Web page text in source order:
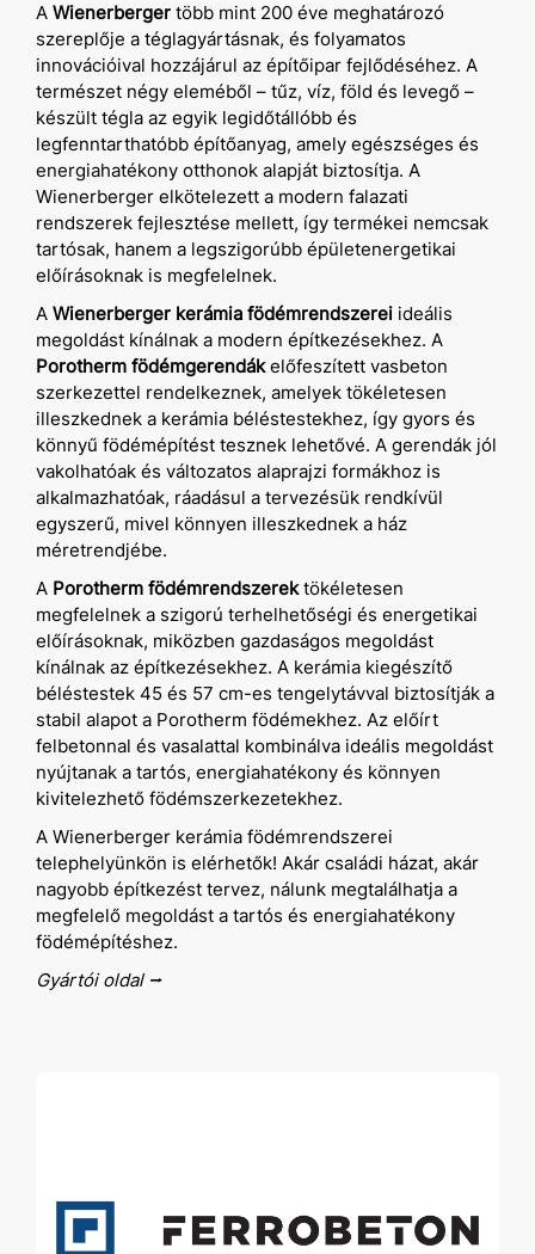
A Wienerberger több mint 200 éve meghatározó
szereplője a téglagyártásnak, és folyamatos
innovációival hozzájárul az építőipar fejlődéséhez. A
természet négy eleméből – tűz, víz, föld és levegő –
készült tégla az egyik legidőtállóbb és
legfenntarthatóbb építőanyag, amely egészséges és
energiahatékony otthonok alapját biztosítja. A
Wienerberger elkötelezett a modern falazati
rendszerek fejlesztése mellett, így termékei nemcsak
tartósak, hanem a legszigorúbb épületenergetikai
előírásoknak is megfelelnek.
A Wienerberger kerámia födémrendszerei ideális
megoldást kínálnak a modern építkezésekhez. A
Porotherm födémgerendákelőfeszített vasbeton
szerkezettel rendelkeznek, amelyek tökéletesen
illeszkednek a kerámia béléstestekhez, így gyors és
könnyű födémépítést tesznek lehetővé. A gerendák jól
vakolhatóak és változatos alaprajzi formákhoz is
alkalmazhatóak, ráadásul a tervezésük rendkívül
egyszerű, mivel könnyen illeszkednek a ház
méretrendjébe.
A Porotherm födémrendszerektökéletesen
megfelelnek a szigorú terhelhetőségi és energetikai
előírásoknak, miközben gazdaságos megoldást
kínálnak az építkezésekhez. A kerámia kiegészítő
béléstestek 45 és 57 cm-es tengelytávval biztosítják a
stabil alapot a Porotherm födémekhez. Az előírt
felbetonnal és vasalattal kombinálva ideális megoldást
nyújtanak a tartós, energiahatékony és könnyen
kivitelezhető födémszerkezetekhez.
A Wienerberger kerámia födémrendszerei
telephelyünkön is elérhetők! Akár családi házat, akár
nagyobb építkezést tervez, nálunk megtalálhatja a
megfelelő megoldást a tartós és energiahatékony
födémépítéshez.
Gyártói oldal ⭢